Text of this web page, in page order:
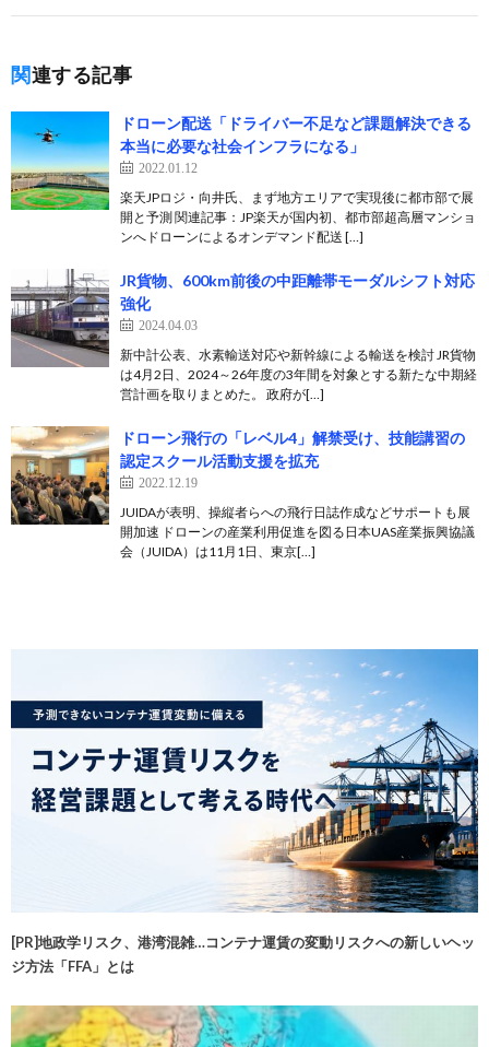
関連する記事
ドローン配送「ドライバー不足など課題解決できる
本当に必要な社会インフラになる」
2022.01.12
楽天JPロジ・向井氏、まず地方エリアで実現後に都市部で展
開と予測 関連記事：JP楽天が国内初、都市部超高層マンショ
ンへドローンによるオンデマンド配送 […]
JR貨物、600km前後の中距離帯モーダルシフト対応
強化
2024.04.03
新中計公表、水素輸送対応や新幹線による輸送を検討 JR貨物
は4月2日、2024～26年度の3年間を対象とする新たな中期経
営計画を取りまとめた。 政府が[…]
ドローン飛行の「レベル4」解禁受け、技能講習の
認定スクール活動支援を拡充
2022.12.19
JUIDAが表明、操縦者らへの飛行日誌作成などサポートも展
開加速 ドローンの産業利用促進を図る日本UAS産業振興協議
会（JUIDA）は11月1日、東京[…]
[PR]地政学リスク、港湾混雑…コンテナ運賃の変動リスクへの新しいヘッ
ジ方法「FFA」とは